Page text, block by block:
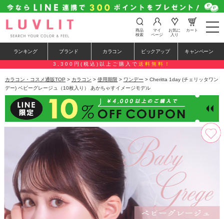
t
o
e
n
a
a
i
o
n
商品
検索
マイ
ページ
お気に
入り
カート
ランキング ブランド カラコン ピックアップ キャンペーン
3,300円(税込)以上ご購入で 送料無料！
カラコン・コスメ通販TOP > カラコン > 使用期限 > ワンデー > Cheritta 1day (チェリッタワン
デー) ベビーグレージュ（10枚入り） あかちゃすイメージモデル